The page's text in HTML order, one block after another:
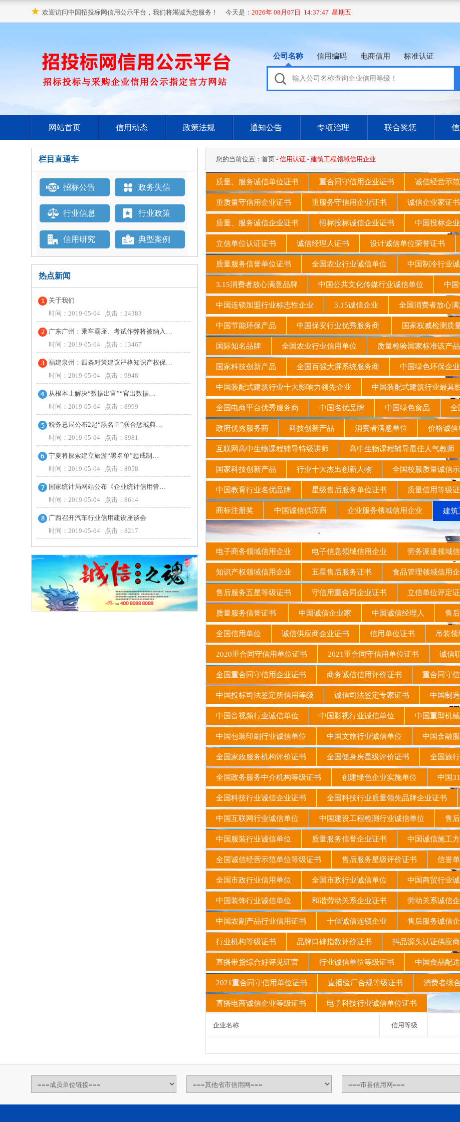
★ 欢迎访问中国招投标网信用公示平台，我们将竭诚为您服务！ 今天是： 2026年 08月07日 14:37:48 星期五
公司名称 信用编码 电商信用 标准认证
网站首页 信用动态 政策法规 通知公告 专项治理 联合奖惩
栏目直通车
招标公告 政务失信
行业信息 行业政策
信用研究 典型案例
热点新闻
关于我们
时间：2019-05-04 点击：24383
广东广州：乘车霸座、考试作弊将被纳入…
时间：2019-05-04 点击：13467
福建泉州：四条对策建议严格知识产权保…
时间：2019-05-04 点击：9948
从根本上解决“数据出官”“官出数据…
时间：2019-05-04 点击：8999
税务总局公布2起“黑名单”联合惩戒典…
时间：2019-05-04 点击：8981
宁夏将探索建立旅游“黑名单”惩戒制…
时间：2019-05-04 点击：8958
国家统计局网站公布《企业统计信用管…
时间：2019-05-04 点击：8614
广西召开汽车行业信用建设座谈会
时间：2019-05-04 点击：8217
您的当前位置： 首页 - 信用认证 - 建筑工程领域信用企业
质量、服务诚信单位证书 重合同守信用企业证书 诚信经营示
重质量守信用企业证书 重服务守信用企业证书 诚信企业家证
质量、服务诚信企业证书 招标投标诚信企业证书 中国投标企
立信单位认证证书 诚信经理人证书 设计诚信单位荣誉证书
质量服务信誉单位证书 全国农业行业诚信单位 中国制冷行业
3.15消费者放心满意品牌 中国公共文化传媒行业诚信单位 中国
中国连锁加盟行业标志性企业 3.15诚信企业 全国消费者放心
中国节能环保产品 中国保安行业优秀服务商 国家权威检测质
国际知名品牌 全国农业行业信用单位 质量检验国家标准该产
国家科技创新产品 全国百强大屏系统服务商 中国绿色环保企
中国装配式建筑行业十大影响力领先企业 中国装配式建筑行业最具
全国电商平台优秀服务商 中国名优品牌 中国绿色食品 全
政府优秀服务商 科技创新产品 消费者满意单位 价格诚
互联网高中生物课程辅导特级讲师 高中生物课程辅导最佳人气教师
国家科技创新产品 行业十大杰出创新人物 全国校服质量诚信
中国教育行业名优品牌 星级售后服务单位证书 质量信用等级
商标注册奖 中国诚信供应商 企业服务领域信用企业 建筑
电子商务领域信用企业 电子信息领域信用企业 劳务派遣领域
知识产权领域信用企业 五星售后服务证书 食品管理领域信用
售后服务五星等级证书 守信用重合同企业证书 立信单位评定
质量服务信誉证书 中国诚信企业家 中国诚信经理人 售后
全国信用单位 诚信供应商企业证书 信用单位证书 吊装领
2020重合同守信用单位证书 2021重合同守信用单位证书 诚信
全国重合同守信用企业证书 商务诚信信用评价证书 重合同守
中国投标司法鉴定所信用等级 诚信司法鉴定专家证书 中国制
中国音视频行业诚信单位 中国影视行业诚信单位 中国重型机
中国包装印刷行业诚信单位 中国文旅行业诚信单位 中国金融
全国家政服务机构评价证书 全国健身房星级评价证书 全国旅
全国政务服务中介机构等级证书 创建绿色企业实施单位 中国
全国科技行业诚信企业证书 全国科技行业质量领先品牌企业证书
中国互联网行业诚信单位 中国建设工程检测行业诚信单位 售后
中国服装行业诚信单位 质量服务信誉企业证书 中国诚信施工
全国诚信经营示范单位等级证书 售后服务星级评价证书 信誉
全国市政行业信用单位 全国市政行业诚信单位 中国商贸行业
中国装饰行业诚信单位 和谐劳动关系企业证书 劳动关系诚信
中国农副产品行业信用证书 十佳诚信连锁企业 售后服务诚信
行业机构等级证书 品牌口碑指数评价证书 抖品源头认证供应
直播带货综合好评见证官 行业诚信单位等级证书 中国食品配
2021重合同守信用单位证书 直播验厂合规等级证书 消费者综
直播电商诚信企业等级证书 电子科技行业诚信单位证书
企业名称 信用等级